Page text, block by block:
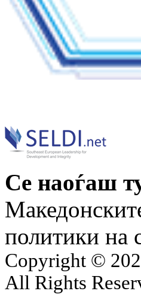
Се наоѓаш
политики на
Copyright ©
All Rights